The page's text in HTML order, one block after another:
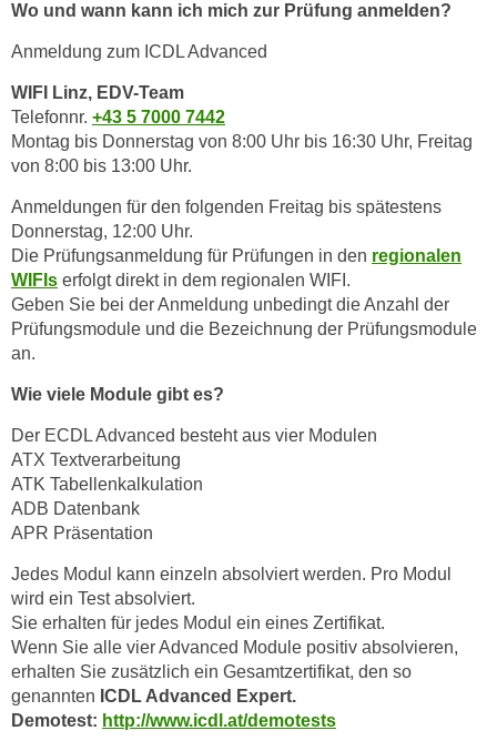
Wo und wann kann ich mich zur Prüfung anmelden?
Anmeldung zum ICDL Advanced
WIFI Linz, EDV-Team
Telefonnr. +43 5 7000 7442
Montag bis Donnerstag von 8:00 Uhr bis 16:30 Uhr, Freitag
von 8:00 bis 13:00 Uhr.
Anmeldungen für den folgenden Freitag bis spätestens
Donnerstag, 12:00 Uhr.
Die Prüfungsanmeldung für Prüfungen in den regionalen
WIFIs erfolgt direkt in dem regionalen WIFI.
Geben Sie bei der Anmeldung unbedingt die Anzahl der
Prüfungsmodule und die Bezeichnung der Prüfungsmodule
an.
Wie viele Module gibt es?
Der ECDL Advanced besteht aus vier Modulen
ATX Textverarbeitung
ATK Tabellenkalkulation
ADB Datenbank
APR Präsentation
Jedes Modul kann einzeln absolviert werden. Pro Modul
wird ein Test absolviert.
Sie erhalten für jedes Modul ein eines Zertifikat.
Wenn Sie alle vier Advanced Module positiv absolvieren,
erhalten Sie zusätzlich ein Gesamtzertifikat, den so
genannten ICDL Advanced Expert.
Demotest: http://www.icdl.at/demotests